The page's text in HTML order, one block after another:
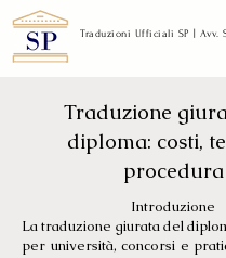
Traduzione
diploma: costi,
procedura
Introduzione
La traduzione giurata del
per università, concorsi e